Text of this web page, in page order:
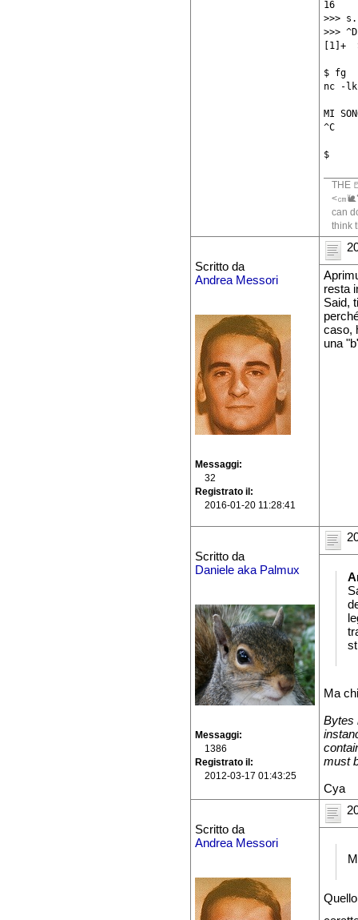
16
>>>
>>> ^D
[1]+
$ fg
nc -lk
MI
^C
$
THE
<㎝
can
think
Scritto da
Andrea Messori
Messaggi
32
Registrato il
2016-01-20 11:28:41
resta
Said,
caso,
una
Scritto da
Daniele aka Palmux
Messaggi
1386
Registrato il
2012-03-17 01:43:25
Ma
Bytes
must
Cya
Scritto da
Andrea Messori